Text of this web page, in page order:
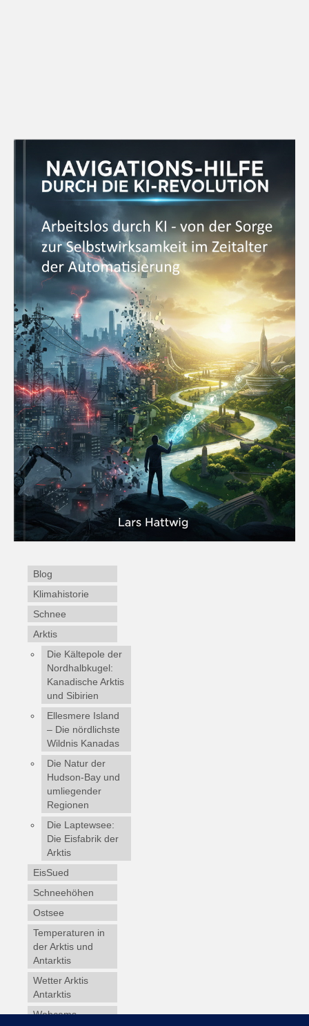
Blog
Klimahistorie
Schnee
Arktis
Die Kältepole der
Nordhalbkugel:
Kanadische Arktis
und Sibirien
Ellesmere Island
– Die nördlichste
Wildnis Kanadas
Die Natur der
Hudson-Bay und
umliegender
Regionen
Die Laptewsee:
Die Eisfabrik der
Arktis
EisSued
Schneehöhen
Ostsee
Temperaturen in
der Arktis und
Antarktis
Wetter Arktis
Antarktis
Webcams